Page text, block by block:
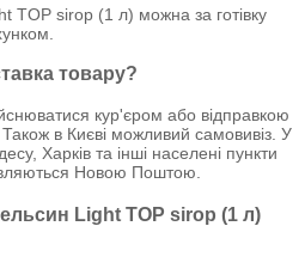
TOP sirop (1 л) можна за готівку
товару?
кур'єром або відправкою
в Києві можливий самовивіз. У
Харків та інші населені пункти
Новою Поштою.
Light TOP sirop (1 л)